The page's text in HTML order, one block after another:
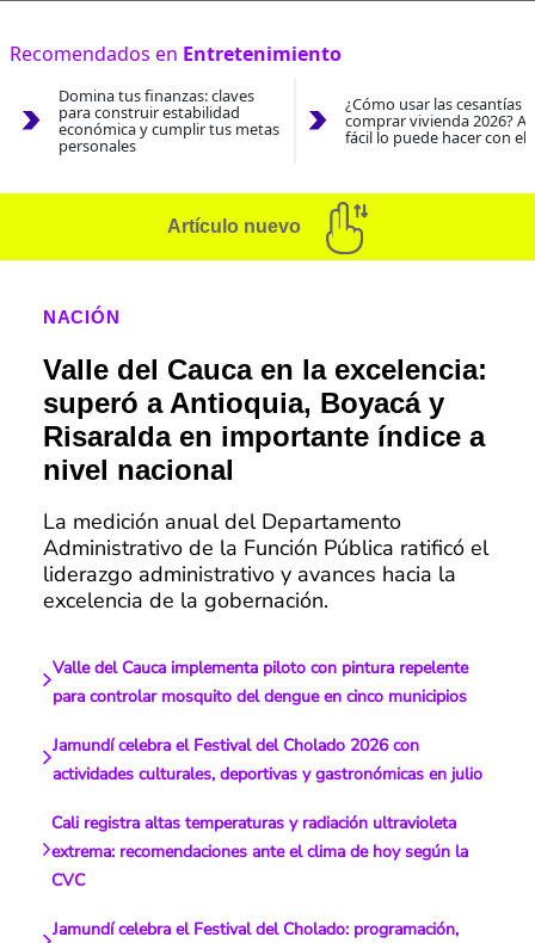
Recomendados en Entretenimiento
Domina tus finanzas: claves
para construir estabilidad
económica y cumplir tus metas
personales
¿Cómo usar las cesantías
comprar vivienda 2026?
fácil lo puede hacer con el
Artículo nuevo
NACIÓN
Valle del Cauca en la excelencia:
superó a Antioquia, Boyacá y
Risaralda en importante índice a
nivel nacional
La medición anual del Departamento
Administrativo de la Función Pública ratificó el
liderazgo administrativo y avances hacia la
excelencia de la gobernación.
Valle del Cauca implementa piloto con pintura repelente
para controlar mosquito del dengue en cinco municipios
Jamundí celebra el Festival del Cholado 2026 con
actividades culturales, deportivas y gastronómicas en julio
Cali registra altas temperaturas y radiación ultravioleta
extrema: recomendaciones ante el clima de hoy según la
CVC
Jamundí celebra el Festival del Cholado: programación,